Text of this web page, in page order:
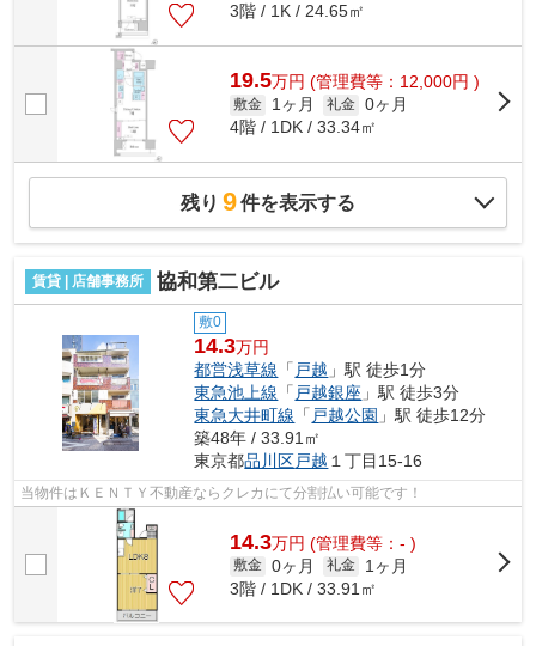
3階 / 1K / 24.65㎡
19.5万円 (管理費等：12,000円 )
敷金 1ヶ月 礼金 0ヶ月
4階 / 1DK / 33.34㎡
残り 9件を表示する
賃貸 | 店舗事務所 協和第二ビル
敷0
14.3万円
都営浅草線 「 戸越 」駅 徒歩1分
東急池上線 「 戸越銀座 」駅 徒歩3分
東急大井町線 「 戸越公園 」駅 徒歩12分
築48年 / 33.91㎡
東京都品川区戸越 １丁目15-16
当物件はＫＥＮＴＹ不動産ならクレカにて分割払い可能です！
14.3万円 (管理費等：- )
敷金 0ヶ月 礼金
1ヶ月
3階 / 1DK / 33.91㎡